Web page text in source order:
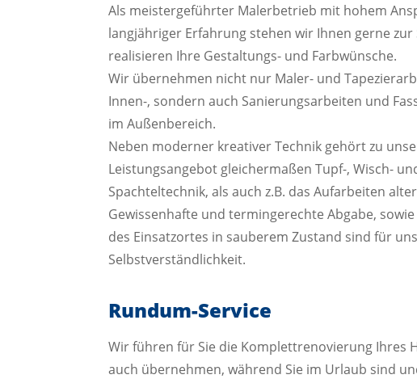
Als meistergeführter Malerbetrieb mit hohem
langjähriger Erfahrung stehen wir Ihnen gerne zur
realisieren Ihre Gestaltungs- und Farbwünsche.
Wir übernehmen nicht nur Maler- und
Innen-, sondern auch Sanierungsarbeiten und
im Außenbereich.
Neben moderner kreativer Technik gehört zu
Leistungsangebot gleichermaßen Tupf-, Wisch-
Spachteltechnik, als auch z.B. das Aufarbeiten
Gewissenhafte und termingerechte Abgabe,
des Einsatzortes in sauberem Zustand sind für
Selbstverständlichkeit.
Rundum-Service
Wir führen für Sie die Komplettrenovierung Ihres
auch übernehmen, während Sie im Urlaub sind